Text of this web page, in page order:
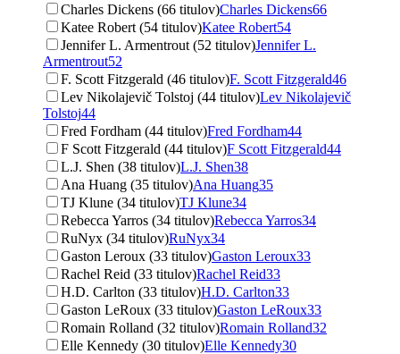
Charles Dickens (66 titulov)Charles Dickens66
Katee Robert (54 titulov)Katee Robert54
Jennifer L. Armentrout (52 titulov)Jennifer L.
Armentrout52
F. Scott Fitzgerald (46 titulov)F. Scott Fitzgerald46
Lev Nikolajevič Tolstoj (44 titulov)Lev Nikolajevič
Tolstoj44
Fred Fordham (44 titulov)Fred Fordham44
F Scott Fitzgerald (44 titulov)F Scott Fitzgerald44
L.J. Shen (38 titulov)L.J. Shen38
Ana Huang (35 titulov)Ana Huang35
TJ Klune (34 titulov)TJ Klune34
Rebecca Yarros (34 titulov)Rebecca Yarros34
RuNyx (34 titulov)RuNyx34
Gaston Leroux (33 titulov)Gaston Leroux33
Rachel Reid (33 titulov)Rachel Reid33
H.D. Carlton (33 titulov)H.D. Carlton33
Gaston LeRoux (33 titulov)Gaston LeRoux33
Romain Rolland (32 titulov)Romain Rolland32
Elle Kennedy (30 titulov)Elle Kennedy30